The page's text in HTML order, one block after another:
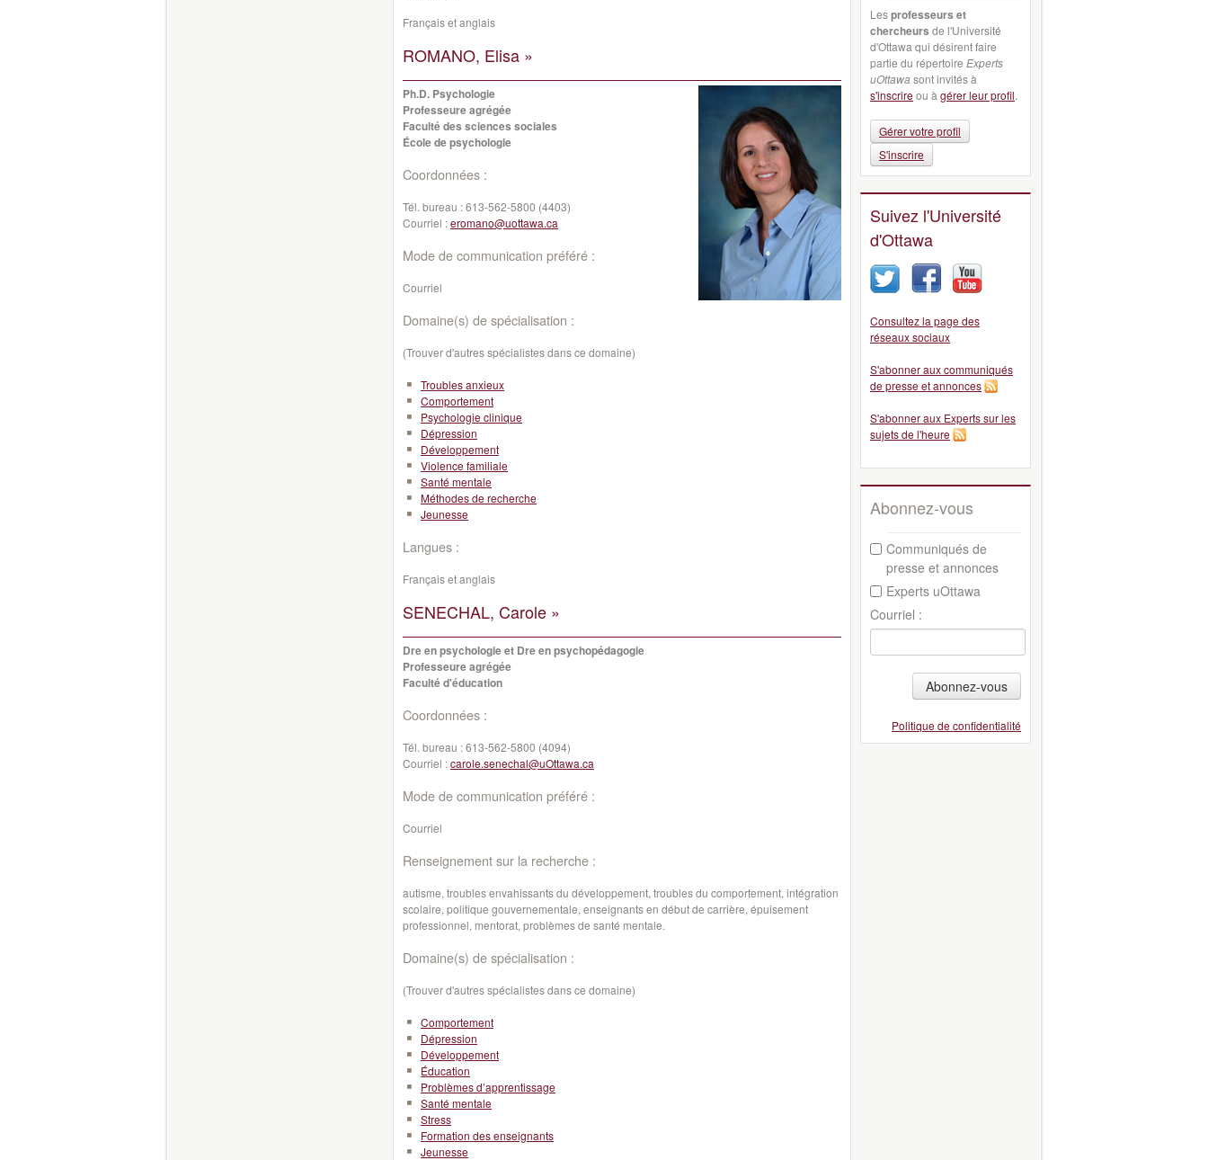
Français et anglais
ROMANO, Elisa »
Ph.D. Psychologie
Professeure agrégée
Faculté des sciences sociales
École de psychologie
Coordonnées :
Tél. bureau :613-562-5800 (4403)
Courriel :eromano@uottawa.ca
Mode de communication préféré :
Courriel
Domaine(s) de spécialisation :
(Trouver d'autres spécialistes dans ce domaine)
Troubles anxieux
Comportement
Psychologie clinique
Dépression
Développement
Violence familiale
Santé mentale
Méthodes de recherche
Jeunesse
Langues :
Français et anglais
SENECHAL, Carole »
Dre en psychologie et Dre en psychopédagogie
Professeure agrégée
Faculté d'éducation
Coordonnées :
Tél. bureau :613-562-5800 (4094)
Courriel :carole.senechal@uOttawa.ca
Mode de communication préféré :
Courriel
Renseignement sur la recherche :
autisme, troubles envahissants du développement, troubles du comportement, intégration
scolaire, politique gouvernementale, enseignants en début de carrière, épuisement
professionnel, mentorat, problèmes de santé mentale.
Domaine(s) de spécialisation :
(Trouver d'autres spécialistes dans ce domaine)
Comportement
Dépression
Développement
Éducation
Problèmes d’apprentissage
Santé mentale
Stress
Formation des enseignants
Jeunesse
Lesprofesseurs et
chercheurs de l'Université
d'Ottawa qui désirent faire
partie du répertoire Experts
uOttawa sont invités à
s'inscrireou à gérer leur profil.
Gérer votre profil
S'inscrire
Suivez l'Université
d'Ottawa
Consultez la page des
réseaux sociaux
S'abonner aux communiqués
de presse et annonces
S'abonner aux Experts sur les
sujets de l'heure
Abonnez-vous
Communiqués de
presse et annonces
Experts uOttawa
Courriel :
Abonnez-vous
Politique de confidentialité